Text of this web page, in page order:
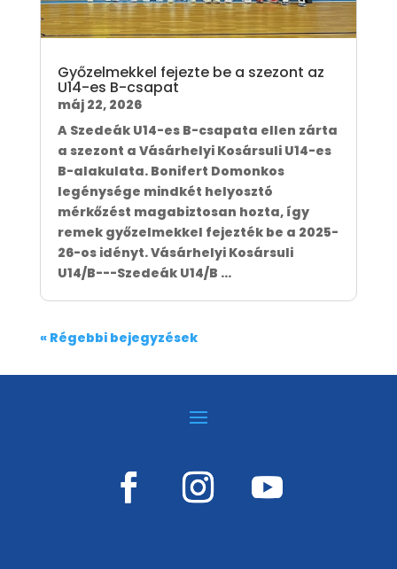
Győzelmekkel fejezte be a szezont az
U14-es B-csapat
máj 22, 2026
A Szedeák U14-es B-csapata ellen zárta
a szezont a Vásárhelyi Kosársuli U14-es
B-alakulata. Bonifert Domonkos
legénysége mindkét helyosztó
mérkőzést magabiztosan hozta, így
remek győzelmekkel fejezték be a 2025-
26-os idényt. Vásárhelyi Kosársuli
U14/B---Szedeák U14/B ...
« Régebbi bejegyzések